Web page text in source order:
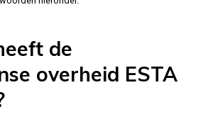
de
overheid ESTA